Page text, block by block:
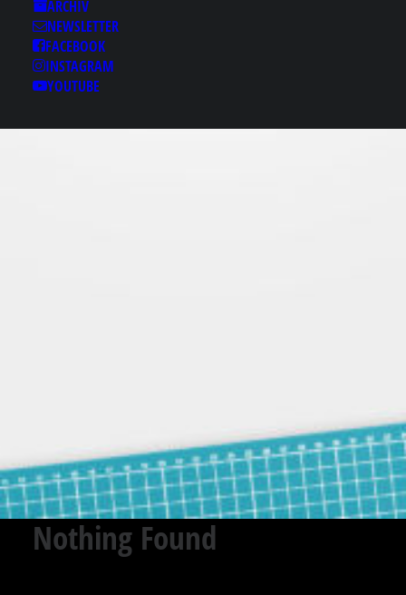
ARCHIV
NEWSLETTER
FACEBOOK
INSTAGRAM
YOUTUBE
Зotam12．ⓒoм 거창레
깅스룸 거창패티쉬 거창
패티쉬룸 거창레깅스룸
Nothing Found